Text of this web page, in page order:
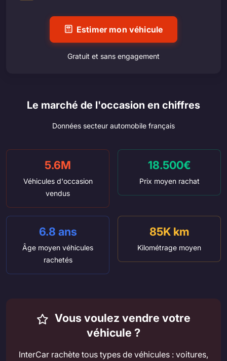
Estimer mon véhicule
Gratuit et sans engagement
Le marché de l'occasion en chiffres
Données secteur automobile français
5.6M
Véhicules d'occasion
vendus
18.500€
Prix moyen rachat
6.8 ans
Âge moyen véhicules
rachetés
85K km
Kilométrage moyen
Vous voulez vendre votre
véhicule ?
InterCar rachète tous types de véhicules : voitures,